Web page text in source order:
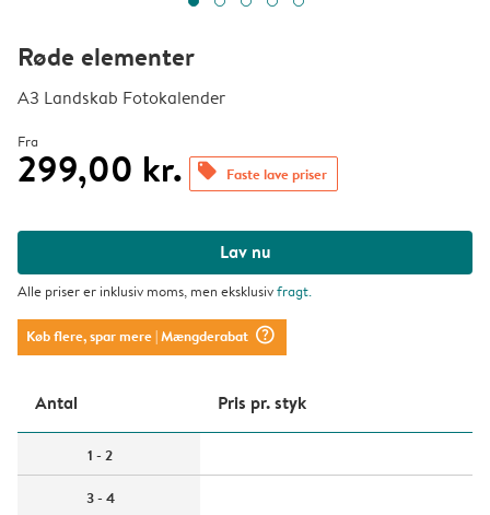
Røde elementer
A3 Landskab Fotokalender
Fra
299,00 kr. offers Faste lave priser
Lav nu
Alle priser er inklusiv moms, men eksklusivfragt.
Køb flere, spar mere| Mængderabat question_mark_circle
Antal Pris pr. styk
1 - 2
3 - 4